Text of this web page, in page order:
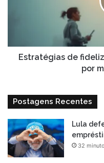
tempo
Estratégias de
por
Postagens Recentes
Lula
32